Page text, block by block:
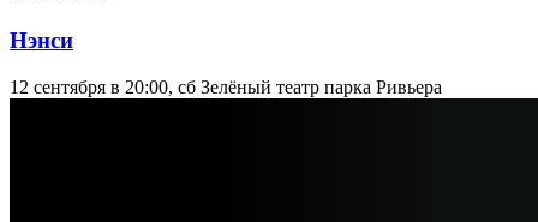
Нэнси
12 сентября в 20:00, сб Зелёный театр парка Ривьера